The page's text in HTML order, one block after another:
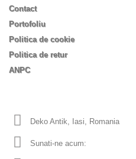
Contact
Portofoliu
Politica de cookie
Politica de retur
ANPC
Deko Antik, Iasi, Romania
Sunati-ne acum: